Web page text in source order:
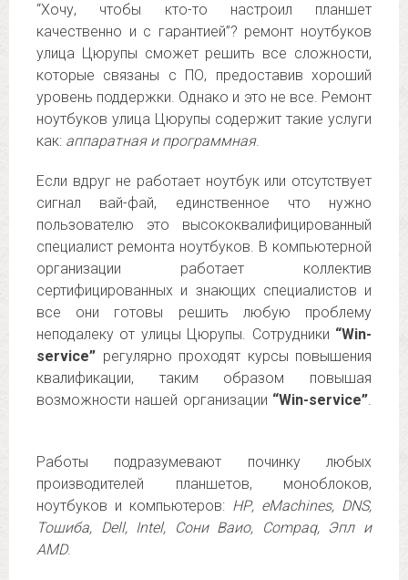
“Хочу, чтобы кто-то настроил планшет
качественно и с гарантией”? ремонт ноутбуков
улица Цюрупы сможет решить все сложности,
которые связаны с ПО, предоставив хороший
уровень поддержки. Однако и это не все. Ремонт
ноутбуков улица Цюрупы содержит такие услуги
как: аппаратная и программная.
Если вдруг не работает ноутбук или отсутствует
сигнал вай-фай, единственное что нужно
пользователю это высококвалифицированный
специалист ремонта ноутбуков. В компьютерной
организации работает коллектив
сертифицированных и знающих специалистов и
все они готовы решить любую проблему
неподалеку от улицы Цюрупы. Сотрудники “Win-
service” регулярно проходят курсы повышения
квалификации, таким образом повышая
возможности нашей организации “Win-service”.
Работы подразумевают починку любых
производителей планшетов, моноблоков,
ноутбуков и компьютеров: НР, eMachines, DNS,
Тошиба, Dell, Intel, Сони Ваио, Compaq, Эпл и
AMD.